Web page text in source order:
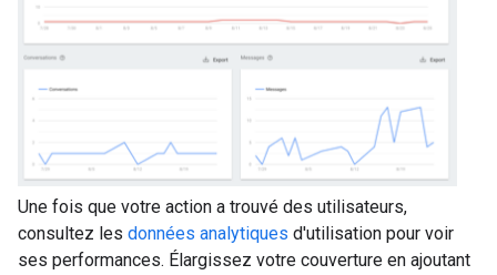
Une fois que votre action a trouvé des utilisateurs,
consultez les données analytiques d'utilisation pour voir
ses performances. Élargissez votre couverture en ajoutant